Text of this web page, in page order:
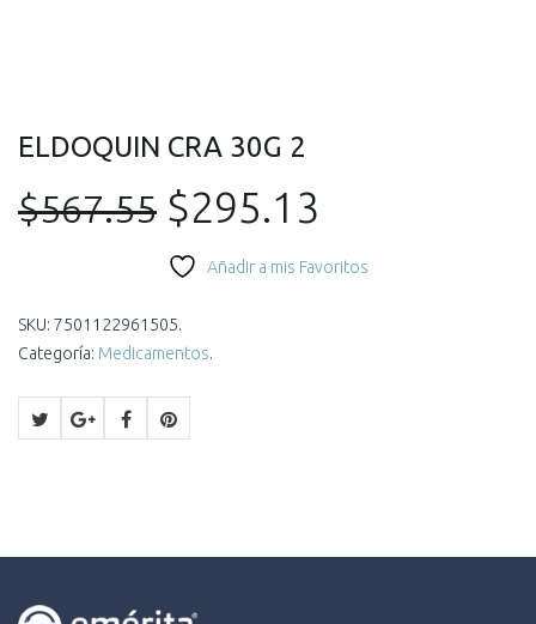
ELDOQUIN CRA 30G 2
$567.55 El
precio
original
$567.55.
$295.13
precio
Añadir a mis Favoritos
SKU: 7501122961505.
Categoría: Medicamentos.